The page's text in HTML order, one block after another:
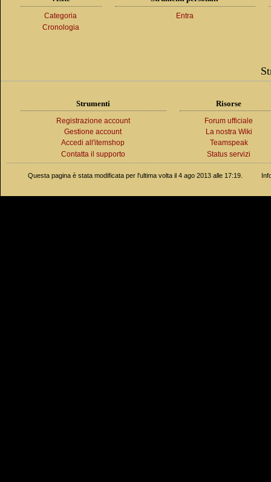
Categoria
Cronologia
Entra
Strumenti
Registrazione account
Gestione account
Accedi all'itemshop
Contatta il supporto
Risorse
Forum ufficiale
La nostra Wiki
Teamspeak
Status servizi
Questa pagina è stata modificata per l'ultima volta il 4 ago 2013 alle 17:19.